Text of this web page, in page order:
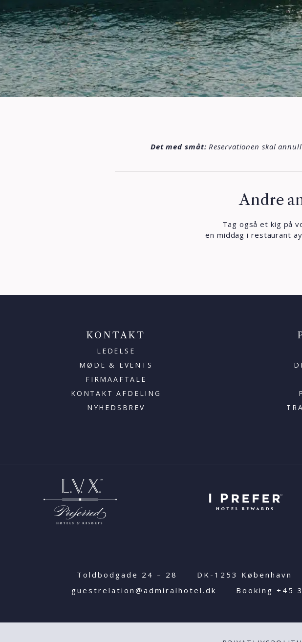
Det med småt: Reservationen skal
Andre
Tag også et kig på
en middag i restaurant
KONTAKT
LEDELSE
MØDE & EVENTS
FIRMAAFTALE
KONTAKT AFDELING
NYHEDSBREV
Toldbodgade 24 – 28 DK-1253 København
guestrelation@admiralhotel.dk
Booking +45